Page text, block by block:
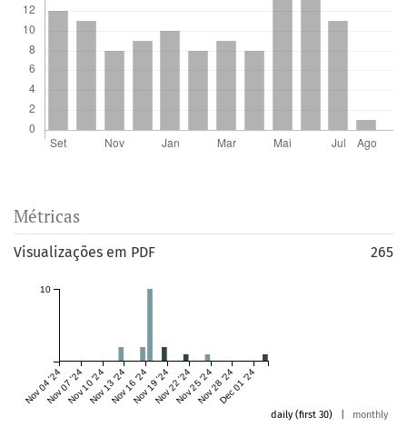
Métricas
Visualizações em PDF 265
Nov 04 '24Nov 07 '24Nov 10 '24Nov 13 '24Nov 16 '24Nov 19 '24Nov 22 '24Nov 25 '24Nov 28 '24Dec 01 '24
10
daily (first 30) monthly